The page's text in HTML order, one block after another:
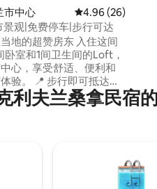
市中心 平均评分 4.96 分
4.96 (26)
观|免费停车|步行可达
超赞房东 入住这间
卧室和1间卫生间的Loft，
心，享受舒适、便利和
可抵达克
： • 戏院广场 – 4分钟 •
分钟 • Rocket Arena – 14
、音乐会观众和周末度
利夫兰桑拿民宿